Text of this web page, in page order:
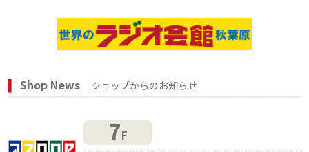
Shop News ショップからのお知らせ
7F